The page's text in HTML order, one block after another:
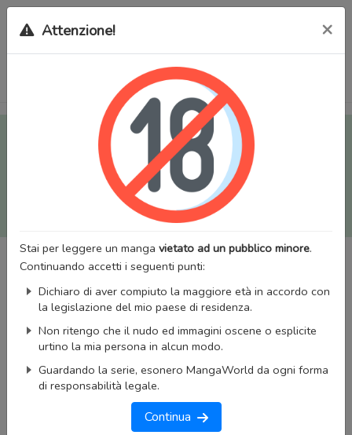
Tutti i Doujinshi e Manga per adulti (+18) sono stati trasferiti
sul nostro nuovo sito (
mangaworldadult.net
); invece, per i
Manga classici, puoi utilizzare
MangaWorld
Potrai effettuare illogincon il tuo account di MangaWorld
tutti i dati sono condivisi tra i due siti,
perderai alcun dato, inclusi bookmarks e premium
Attenzione! ×
Stai per leggere un manga vietato ad un pubblico minore.
Continuando accetti i seguenti punti:
Dichiaro di aver compiuto la maggiore età in accordo con
la legislazione del mio paese di residenza.
Non ritengo che il nudo ed immagini oscene o esplicite
urtino la mia persona in alcun modo.
Guardando la serie, esonero MangaWorld da ogni forma
di responsabilità legale.
Continua